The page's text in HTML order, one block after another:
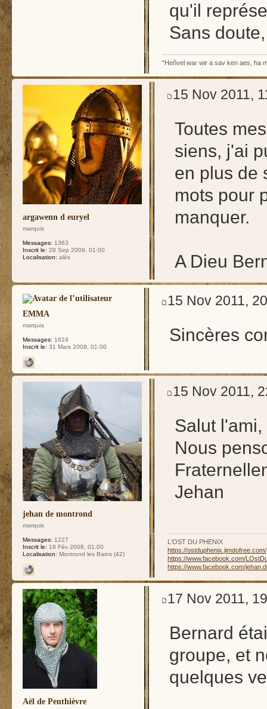
qu'il
Sans
"Heñvel war wir a sav ken aes, ha
argawenn d euryel
marquis
Messages: 1363
Inscrit le: 28 Sep 2009, 01:00
Localisation: alès
15 Nov 2011,
Toutes
siens, j'ai
en plus de
mots pour
manquer.
A Dieu
EMMA
marquis
Messages: 1624
Inscrit le: 31 Mars 2008, 01:00
15 Nov 2011,
Sincères
jehan de montrond
marquis
Messages: 1227
Inscrit le: 18 Fév 2008, 01:00
Localisation: Montrond les Bains (42)
15 Nov 2011,
Salut l'ami,
Nous
Jehan
L'OST DU PHENIX
https://ostduphenix.jimdofree.com/
https://www.facebook.com/
https://www.facebook.com/
Aël de Penthièvre
17 Nov 2011,
Bernard
groupe, et
quelques